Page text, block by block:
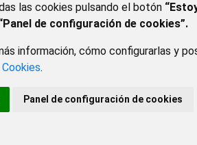
las cookies pulsando el botón
de configuración de cookies”.
información, cómo configurarlas y
.
Panel de configuración de cookies
LEGAL